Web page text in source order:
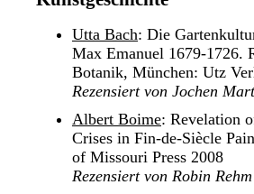
Utta Bach: Die
Max Emanuel 1679-1726.
Botanik, München: Utz
Rezensiert von Jochen
Albert Boime: Revelation
Crises in Fin-de-Siècle
of Missouri Press 2008
Rezensiert von Robin Rehm